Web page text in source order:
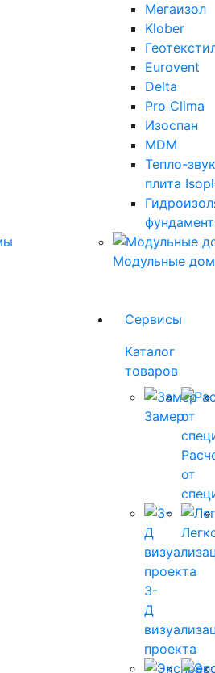
Мегаизол
Klober
Eurovent
Delta
Pro Clima
Изоспан
MDM
Тепло-
плита
Модульные
Сервисы
Каталог
товаров
Замер
от
3-
Д
проекта